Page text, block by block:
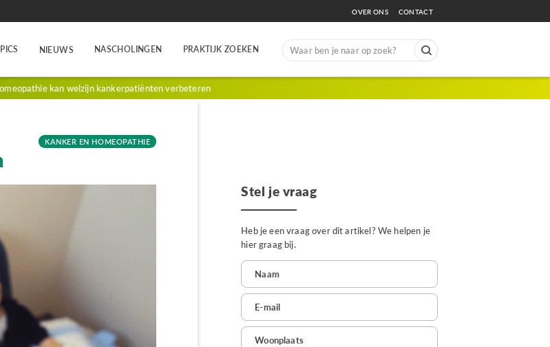
OVER ONS CONTACT
NIEUWS NASCHOLINGEN PRAKTIJK ZOEKEN
Search
kan welzijn kankerpatiënten verbeteren
KANKER EN HOMEOPATHIE
Stel je vraag
Heb je een vraag over dit artikel? We helpen je
hier graag bij.